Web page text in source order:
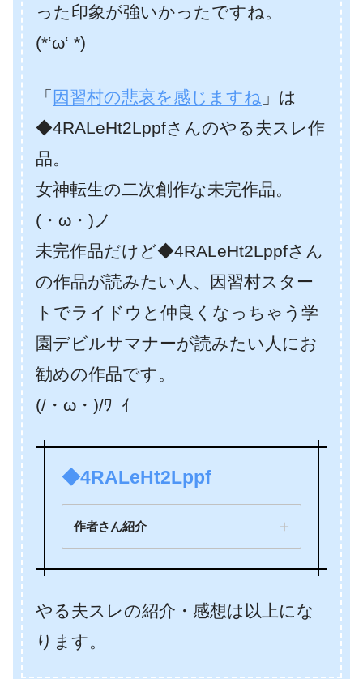
った印象が強いかったですね。
(*‘ω‘ *)
「 因習村の悲哀を感じますね 」は
◆4RALeHt2Lppfさんのやる夫スレ作
品。
女神転生の二次創作な未完作品。
(・ω・)ノ
未完作品だけど◆4RALeHt2Lppfさん
の作品が読みたい人、因習村スター
トでライドウと仲良くなっちゃう学
園デビルサマナーが読みたい人にお
勧めの作品です。
(/・ω・)/ﾜｰｲ
◆4RALeHt2Lppf
作者さん紹介
種付けポ
イントを貯めないと出られない
やる夫スレの紹介・感想は以上にな
ります。